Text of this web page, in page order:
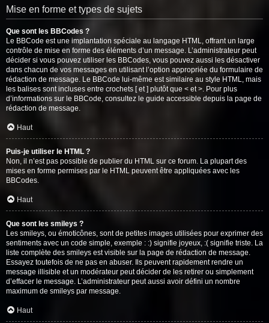
Mise en forme et types de sujets
Que sont les BBCodes ?
Le BBCode est une implantation spéciale au langage HTML, offrant un large
contrôle de mise en forme des éléments d’un message. L’administrateur peut
décider si vous pouvez utiliser les BBCodes, vous pouvez aussi les désactiver
dans chacun de vos messages en utilisant l’option appropriée du formulaire de
rédaction de message. Le BBCode lui-même est similaire au style HTML, mais
les balises sont incluses entre crochets [ et ] plutôt que < et >. Pour plus
d’informations sur le BBCode, consultez le guide accessible depuis la page de
rédaction de message.
Haut
Puis-je utiliser le HTML ?
Non, il n’est pas possible de publier du HTML sur ce forum. La plupart des
mises en forme permises par le HTML peuvent être appliquées avec les
BBCodes.
Haut
Que sont les smileys ?
Les smileys, ou émoticônes, sont de petites images utilisées pour exprimer des
sentiments avec un code simple, exemple : :) signifie joyeux, :( signifie triste. La
liste complète des smileys est visible sur la page de rédaction de message.
Essayez toutefois de ne pas en abuser. Ils peuvent rapidement rendre un
message illisible et un modérateur peut décider de les retirer ou simplement
d’effacer le message. L’administrateur peut aussi avoir défini un nombre
maximum de smileys par message.
Haut